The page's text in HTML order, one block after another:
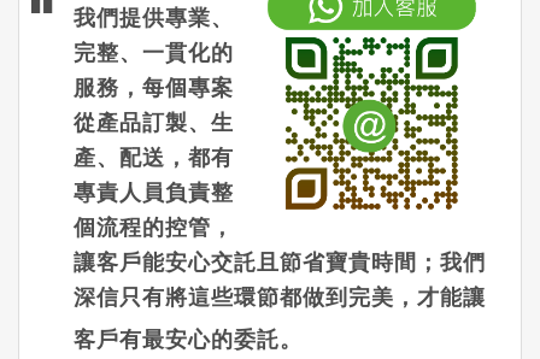
我們提供專業、
完整、一貫化的
服務，每個專案
從產品訂製、生
產、配送，都有
專責人員負責整
個流程的控管，
讓客戶能安心交託且節省寶貴時間；我們
深信只有將這些環節都做到完美，才能讓
客戶有最安心的委託。